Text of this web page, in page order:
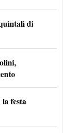
di
festa